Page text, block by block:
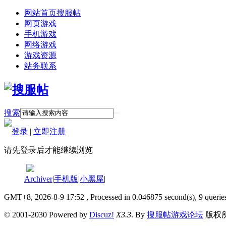
网站首页搜服帖
网页游戏
手机游戏
网络游戏
游戏资源
站务联系
搜索
登录 | 立即注册
请先登录后才能继续浏览
Archiver|手机版|小黑屋|
GMT+8, 2026-8-9 17:52 , Processed in 0.046875 second(s), 9
© 2001-2030 Powered by Discuz! X3.3. By 搜服帖游戏论坛 版权